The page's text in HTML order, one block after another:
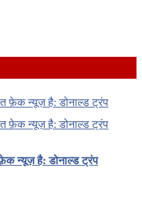
न्यूज़ है: डोनाल्ड ट्रंप